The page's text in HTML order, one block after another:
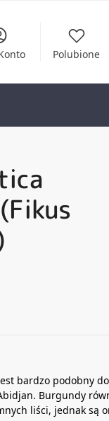
Polubione
bardzo podobny
Burgundy
liści, jednak są